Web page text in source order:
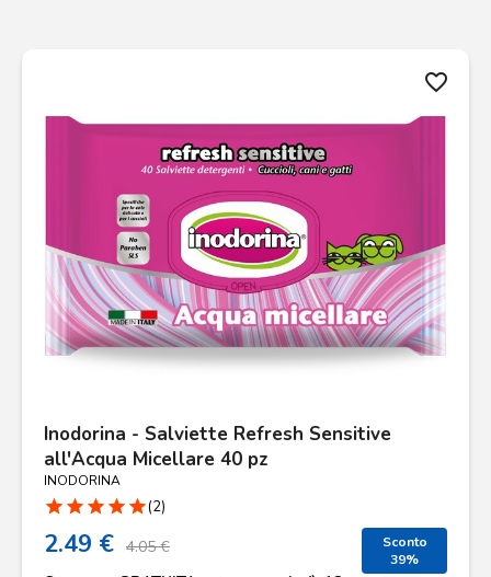
favorite_border
Inodorina - Salviette Refresh Sensitive
all'Acqua Micellare 40 pz
INODORINA
star star star star star(2)
2.49 € 4.05 €
Sconto
39%